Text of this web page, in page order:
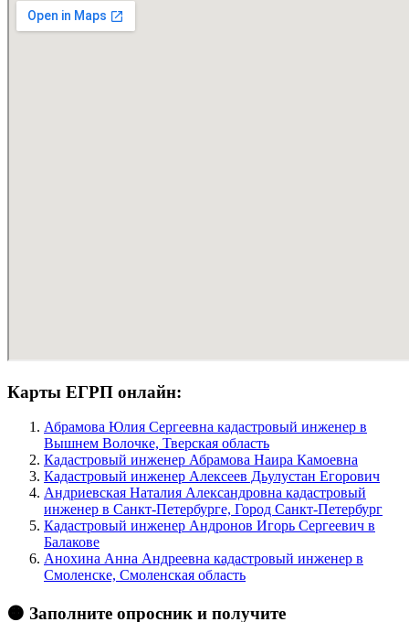
Карты ЕГРП онлайн:
Абрамова Юлия Сергеевна кадастровый инженер в
Вышнем Волочке, Тверская область
Кадастровый инженер Абрамова Наира Камоевна
Кадастровый инженер Алексеев Дьулустан Егорович
Андриевская Наталия Александровна кадастровый
инженер в Санкт-Петербурге, Город Санкт-Петербург
Кадастровый инженер Андронов Игорь Сергеевич в
Балакове
Анохина Анна Андреевна кадастровый инженер в
Смоленске, Смоленская область
🟠 Заполните опросник и получите